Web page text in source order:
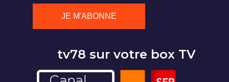
tv78 sur votre box TV